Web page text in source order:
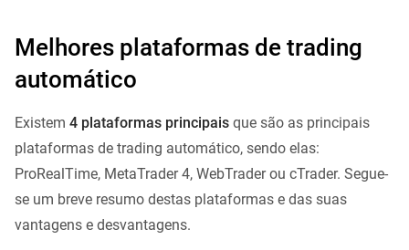
Melhores plataformas de trading
automático
Existem 4 plataformas principais que são as principais
plataformas de trading automático, sendo elas:
ProRealTime, MetaTrader 4, WebTrader ou cTrader. Segue-
se um breve resumo destas plataformas e das suas
vantagens e desvantagens.